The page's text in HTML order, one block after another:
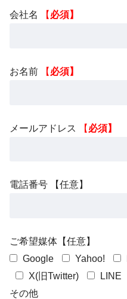
会社名 【 必須】
お名前 【 必須】
メールアドレス 【 必須】
電話番号 【任意】
ご希望媒体【任意】
Google
Yahoo!
X(旧Twitter)
LINE
その他